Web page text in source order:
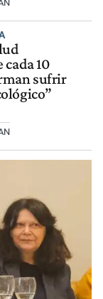
10
sufrir